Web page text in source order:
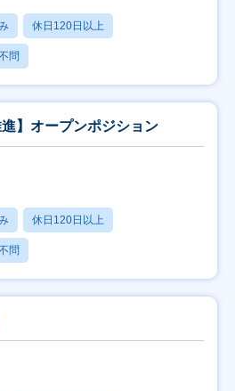
休日120日以上
問
進】オープンポジション
休日120日以上
問